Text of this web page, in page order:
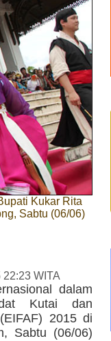
Kukar Rita
Sabtu (06/06)
22:23 WITA
dalam
Kutai dan
2015 di
Sabtu (06/06)